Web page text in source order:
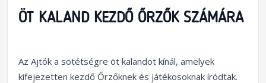
ÖT KALAND KEZDŐ ŐRZŐK SZÁMÁRA
Az Ajtók a sötétségre öt kalandot kínál, amelyek
kifejezetten kezdő Őrzőknek és játékosoknak íródtak.